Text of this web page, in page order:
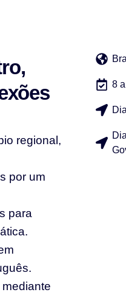
regional,
por um
para
mediante
8